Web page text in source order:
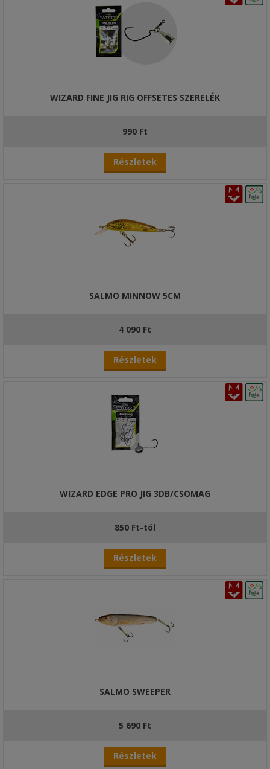
WIZARD FINE JIG RIG OFFSETES SZERELÉK
990 Ft
Részletek
SALMO MINNOW 5CM
4 090 Ft
Részletek
WIZARD EDGE PRO JIG 3DB/CSOMAG
850 Ft-tól
Részletek
SALMO SWEEPER
5 690 Ft
Részletek